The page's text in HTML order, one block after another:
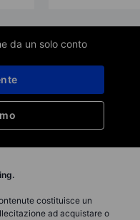
da un solo conto
costituisce un
ad acquistare o